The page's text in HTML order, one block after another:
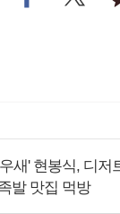
새' 현봉식, 디
발 맛집 먹방